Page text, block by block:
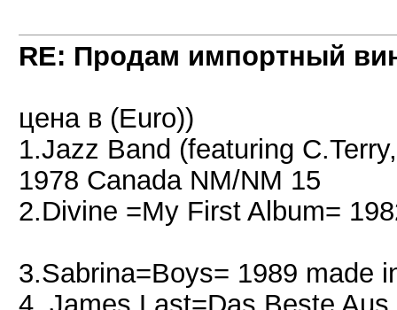
RE: Продам импортный
цена в (Euro))
1.Jazz Band (featuring
1978 Canada NM/NM 15
2.Divine =My First Album=
3.Sabrina=Boys= 1989 made